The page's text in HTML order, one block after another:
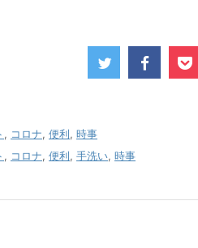
, コロナ, 便利, 時事
, コロナ, 便利, 手洗い, 時事